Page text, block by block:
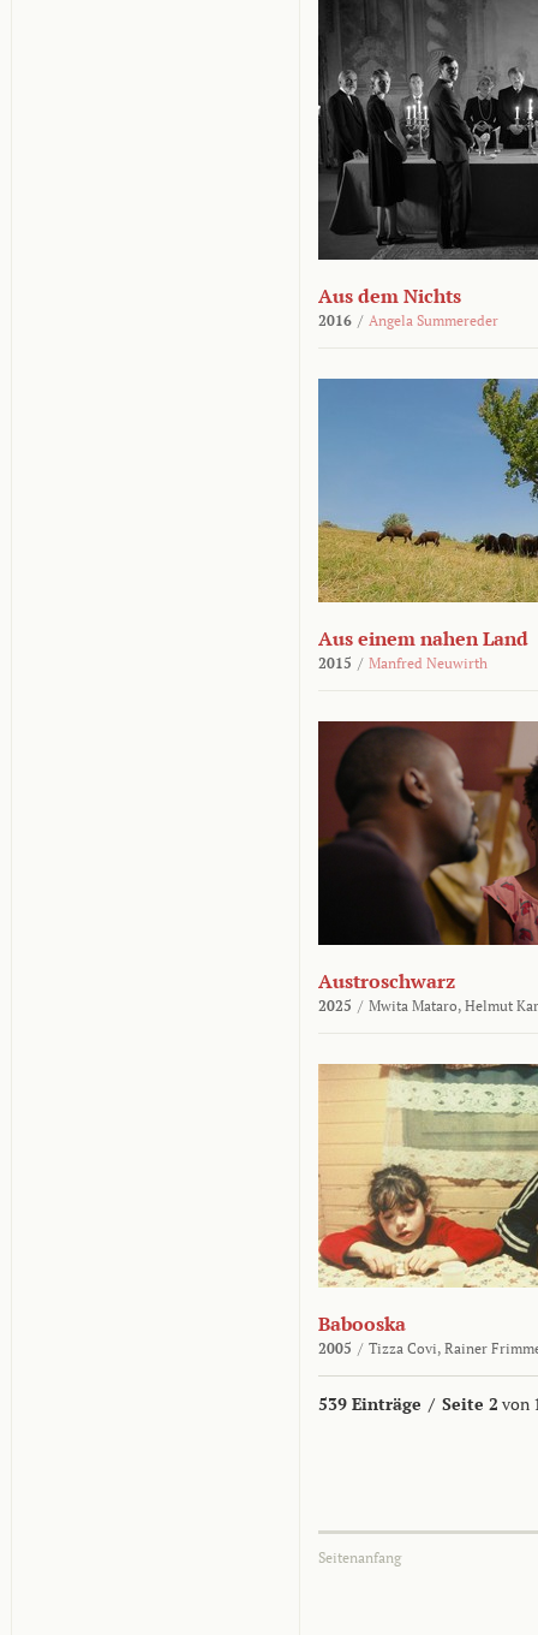
Aus dem Nichts
2016 / Angela Summereder
Aus einem nahen Land
2015 / Manfred Neuwirth
Austroschwarz
2025 / Mwita Mataro, Helmut
Babooska
2005 / Tizza Covi, Rainer
539 Einträge / Seite 2 von
Seitenanfang